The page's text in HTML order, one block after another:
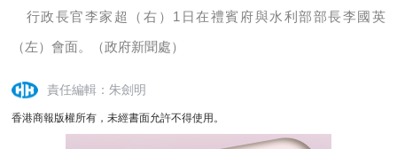
行政長官李家超（右）1日在禮賓府與水利部部長李國英
（左）會面。（政府新聞處）
責任編輯：朱劍明
香港商報版權所有，未經書面允許不得使用。